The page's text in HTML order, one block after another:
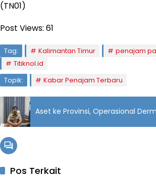
(TN01)
Post Views: 61
Tag: Kalimantan Timur penajam
Titiknol.id
Topik:
Kabar Penajam Terbaru
Aset ke Provinsi, Operasional
Pos Terkait
Penajam